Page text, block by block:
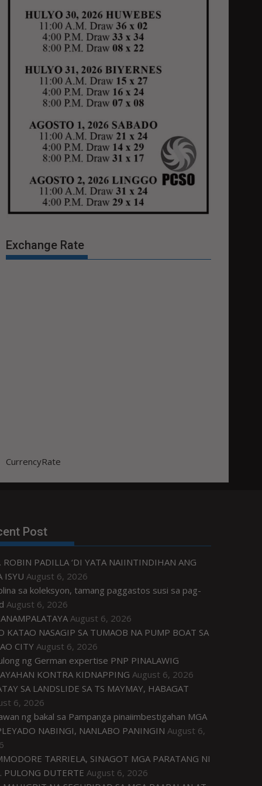
Exchange Rate
CurrencyRate
Post
ROBIN PADILLA ‘DI YATA NAIINTINDIHAN ANG
ISYU August 6, 2026
sa koleksyon, tamang paggastos susi sa pag-
August 6, 2026
August 6, 2026
KATAO NASAGIP SA TUMAOB NA PUMP BOAT SA
CITY August 6, 2026
ng German expertise PNP PINALAWIG
KONTRA KIDNAPPING August 6, 2026
SA LANDSLIDE SA TS MAYMAY, HABAGAT
6, 2026
ng bakal sa Pampanga pinaiimbestigahan MGA
NABINGI, NANLABO PANINGIN August 6,
TARRIELA, SINAGOT MGA PARATANG NI
PULONG DUTERTE August 6, 2026